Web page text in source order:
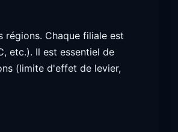
régions. Chaque filiale est
etc.). Il est essentiel de
(limite d'effet de levier,